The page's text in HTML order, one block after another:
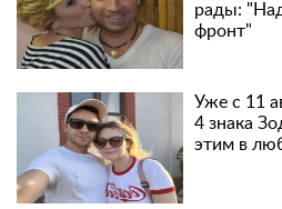
рады:
фронт"
Уже с 11
4 знака
этим в